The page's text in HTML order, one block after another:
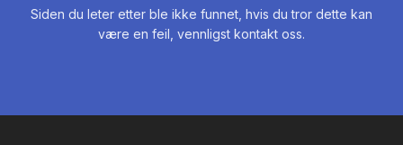
Siden du leter etter ble ikke funnet, hvis du tror dette kan
være en feil, vennligst kontakt oss.